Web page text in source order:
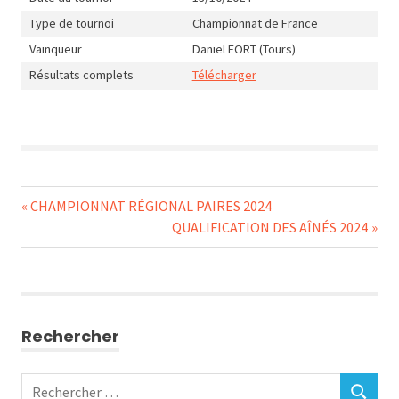
Type de tournoi
Championnat de France
Vainqueur
Daniel FORT (Tours)
Résultats complets
Télécharger
Navigation
de
Previous
CHAMPIONNAT RÉGIONAL PAIRES 2024
Next
Post:
QUALIFICATION DES AÎNÉS 2024
Rechercher